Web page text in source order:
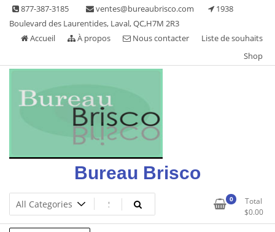
Skip 877-387-3185 ventes@bureaubrisco.com
1938
Boulevard des Laurentides, Laval, QC,H7M 2R3
Accueil
À propos Nous contacter
Liste de souhaits
Shop
Bureau Brisco
0
Total
$0.00